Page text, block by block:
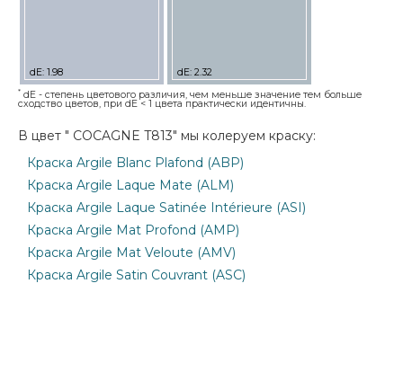
dE: 1.98 dE: 2.32
* dE - степень цветового различия, чем меньше значение тем больше
сходство цветов, при dE < 1 цвета практически идентичны.
В цвет " COCAGNE T813" мы колеруем краску:
Краска Argile Blanc Plafond (ABP)
Краска Argile Laque Mate (ALM)
Краска Argile Laque Satinée Intérieure (ASI)
Краска Argile Mat Profond (AMP)
Краска Argile Mat Veloute (AMV)
Краска Argile Satin Couvrant (ASC)